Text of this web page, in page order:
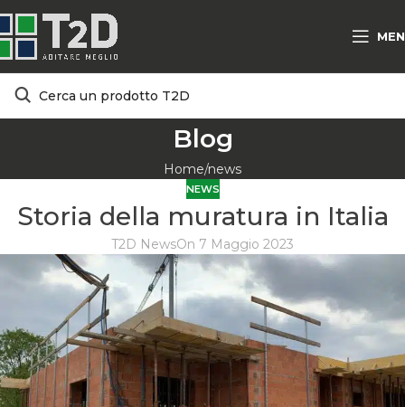
Blog
Home news
NEWS
Storia della muratura in Italia
T2D NewsOn 7 Maggio 2023